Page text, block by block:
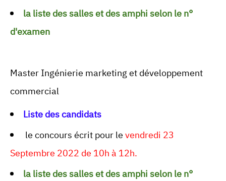
la liste des salles et des amphi selon le n°
d'examen
Master Ingénierie marketing et développement
commercial
Liste des candidats
le concours écrit pour levendredi 23
Septembre 2022 de 10h à 12h.
la liste des salles et des amphi selon le n°